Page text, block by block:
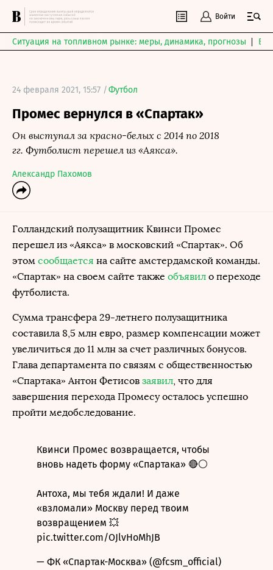
Войти
Ситуация на топливном рынке: меры, динамика, прогнозы
24 февраля 2021, 15:57 /Футбол
Промес вернулся в «Спартак»
Он выступал за красно-белых с 2014 по 2018
гг. Футболист перешел из «Аякса».
Александр Пахомов
Голландский полузащитник Квинси Промес
перешел из «Аякса» в московский «Спартак». Об
этом сообщается на сайте амстердамской команды.
«Спартак» на своем сайте также объявил о переходе
футболиста.
Сумма трансфера 29-летнего полузащитника
составила 8,5 млн евро, размер компенсации может
увеличиться до 11 млн за счет различных бонусов.
Глава департамента по связям с общественностью
«Спартака» Антон Фетисов заявил, что для
завершения перехода Промесу осталось успешно
пройти медобследование.
Квинси Промес возвращается, чтобы
вновь надеть форму «Спартака» 🔴⚪️
Антоха, мы тебя ждали! И даже
«взломали» Москву перед твоим
возвращением 💥
pic.twitter.com/OJlvHoMhJB
— ФК «Спартак-Москва» (@fcsm_official)